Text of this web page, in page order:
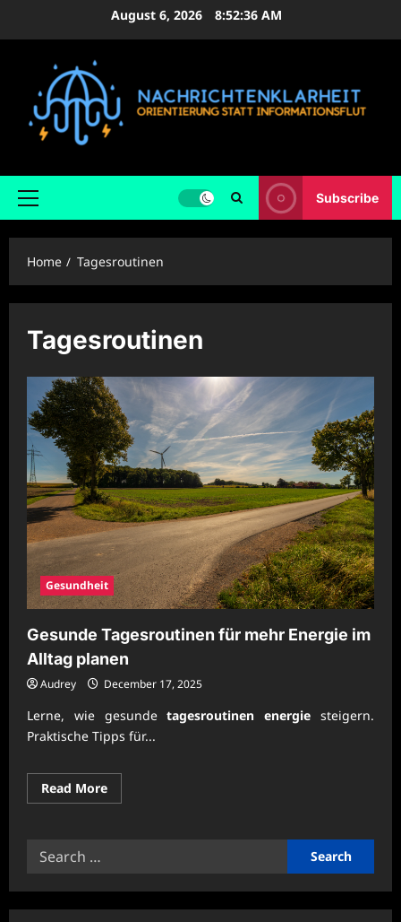
August 6, 2026 8:52:37 AM
Primary
Subscribe
Home Tagesroutinen
Tagesroutinen
Gesundheit
Gesunde Tagesroutinen für mehr Energie im
Alltag planen
Audrey December 17, 2025
Lerne, wie gesundetagesroutinen energie steigern.
Praktische Tipps für...
Read MoreRead
more
planen
Search